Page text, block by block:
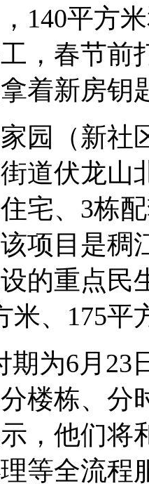
140平方
，春节前
着新房钥
园（新社
道伏龙山
宅、3栋
项目是
的重点民
米、175平
期为6月23
楼栋、分
，他们将
等全流程